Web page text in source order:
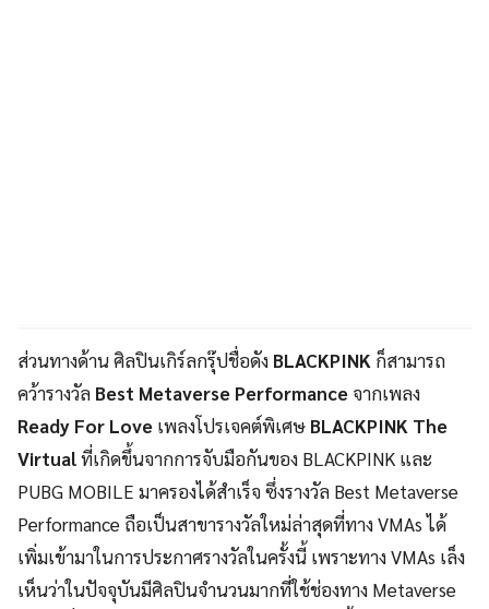
ส่วนทางด้าน ศิลปินเกิร์ลกรุ๊ปชื่อดัง BLACKPINK ก็สามารถ
คว้ารางวัล Best Metaverse Performance จากเพลง
Ready For Love เพลงโปรเจคต์พิเศษ BLACKPINK The
Virtualที่เกิดขึ้นจากการจับมือกันของ BLACKPINK และ
PUBG MOBILE มาครองได้สำเร็จ ซึ่งรางวัล Best Metaverse
Performance ถือเป็นสาขารางวัลใหม่ล่าสุดที่ทาง VMAs ได้
เพิ่มเข้ามาในการประกาศรางวัลในครั้งนี้ เพราะทางVMAs เล็ง
เห็นว่าในปัจจุบันมีศิลปินจำนวนมากที่ใช้ช่องทาง Metaverse